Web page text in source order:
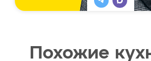
Похожие